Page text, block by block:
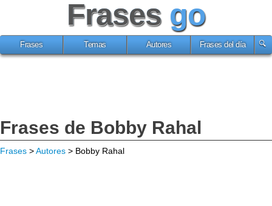
Frases go
Frases Temas Autores Frases del día
Frases de Bobby Rahal
Frases >Autores > Bobby Rahal